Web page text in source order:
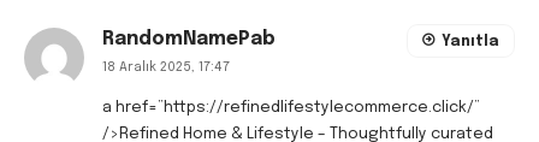
RandomNamePab
18 Aralık 2025, 17:47
a href=”https://refinedlifestylecommerce.click/”
/>Refined Home & Lifestyle – Thoughtfully curated
Yanıtla